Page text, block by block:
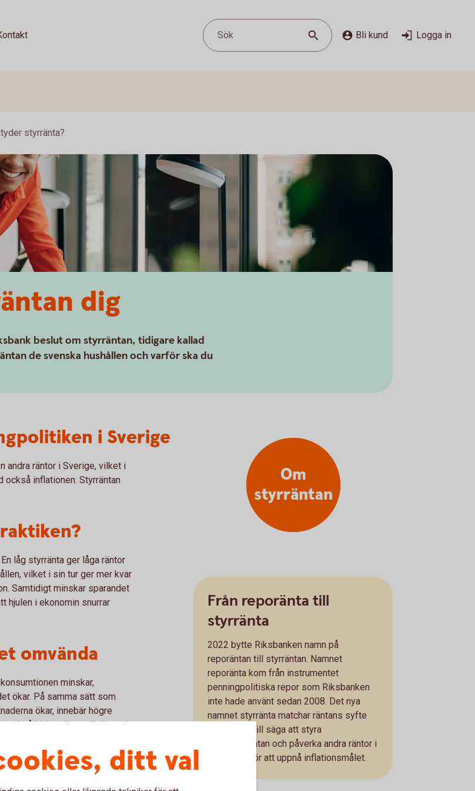
Sök Bli kund Logga in
styrränta?
dig
beslut om styrräntan, tidigare kallad
de svenska hushållen och varför ska du
i Sverige
andra räntor i Sverige, vilket i
inflationen. Styrräntan
låg styrränta ger låga räntor
vilket i sin tur ger mer kvar
Samtidigt minskar sparandet
hjulen i ekonomin snurrar
omvända
minskar,
ökar. På samma sätt som
ökar, innebär högre
också bidrar till att tillväxt och
långsammare och ekonomin
Om
styrräntan
Från reporänta till
styrränta
2022 bytte Riksbanken namn på
reporäntan till styrräntan. Namnet
reporänta kom från instrumentet
penningpolitiska repor som Riksbanken
inte hade använt sedan 2008. Det nya
namnet styrränta matchar räntans syfte
bättre, det vill säga att styra
dagslåneräntan och påverka andra räntor i
ekonomin för att uppnå inflationsmålet.
ditt val